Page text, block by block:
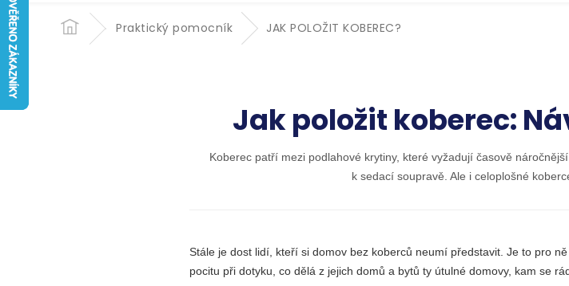
Přejít
na
obsah
Praktický pomocník JAK POLOŽIT KOBEREC?
Jak položit koberec:
Koberec patří mezi podlahové krytiny, které vyžadují časově
k sedací soupravě. Ale i celoplošné
Stále je dost lidí, kteří si domov bez koberců neumí představit. Je to pro
pocitu při dotyku, co dělá z jejich domů a bytů ty útulné domovy, kam se